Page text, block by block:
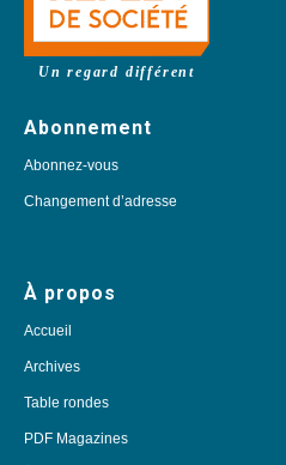
Un regard différent
Abonnement
Abonnez-vous
Changement d’adresse
À propos
Accueil
Archives
Table rondes
PDF Magazines